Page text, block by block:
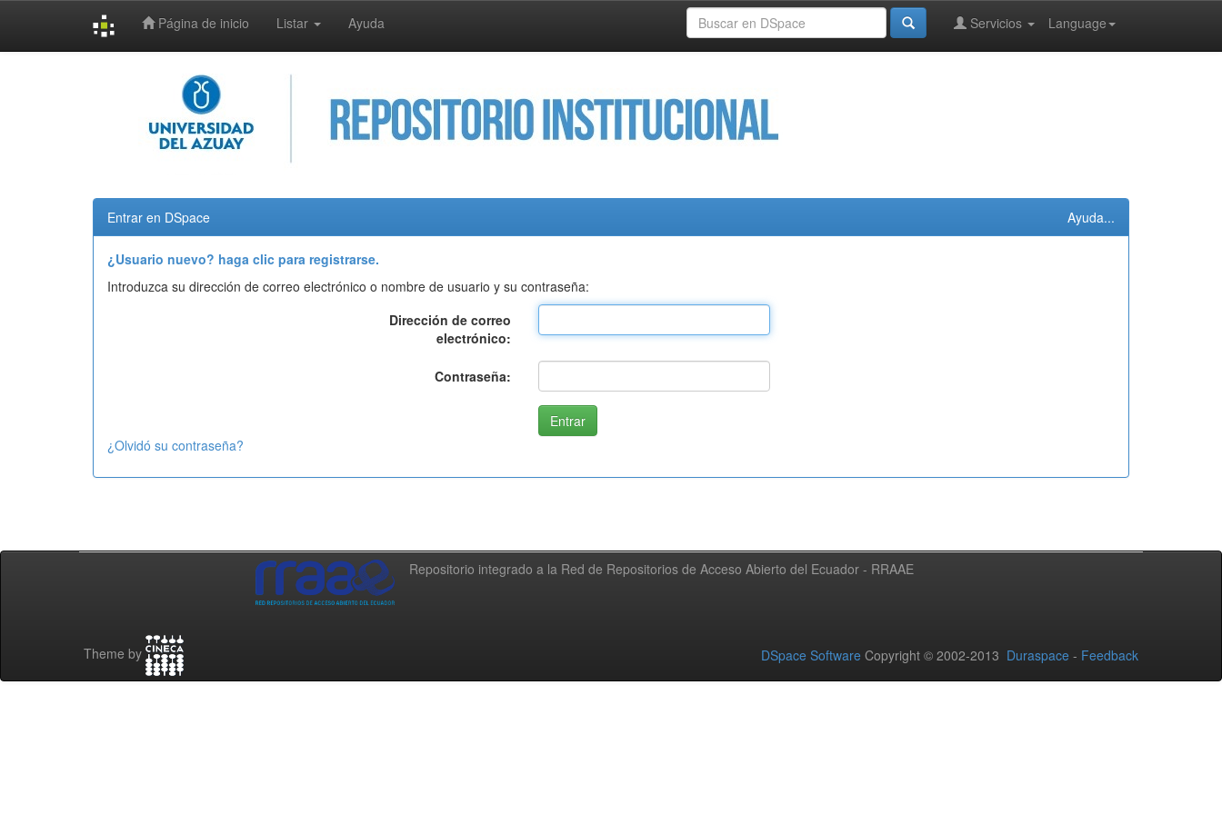
Página de inicio Listar Ayuda Language
Servicios
Entrar en DSpace Ayuda...
¿Usuario nuevo? haga clic para registrarse.
Introduzca su dirección de correo electrónico o nombre de usuario y su contraseña:
Dirección de correo
electrónico:
Contraseña:
¿Olvidó su contraseña?
Repositorio integrado a la Red de Repositorios de Acceso Abierto del Ecuador - RRAAE
Theme by DSpace Software Copyright © 2002-2013 Duraspace - Feedback